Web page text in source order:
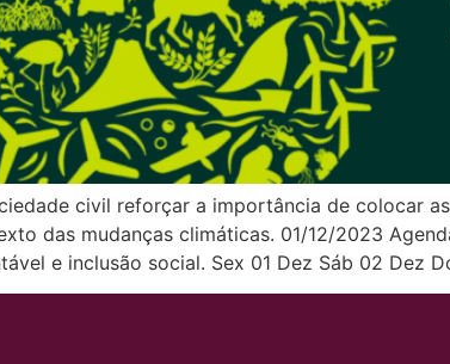
civil reforçar a importância de colocar
das mudanças climáticas. 01/12/2023
e inclusão social. Sex 01 Dez Sáb 02 Dez